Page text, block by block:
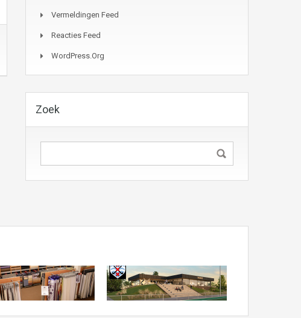
Vermeldingen Feed
Reacties Feed
WordPress.org
Zoek